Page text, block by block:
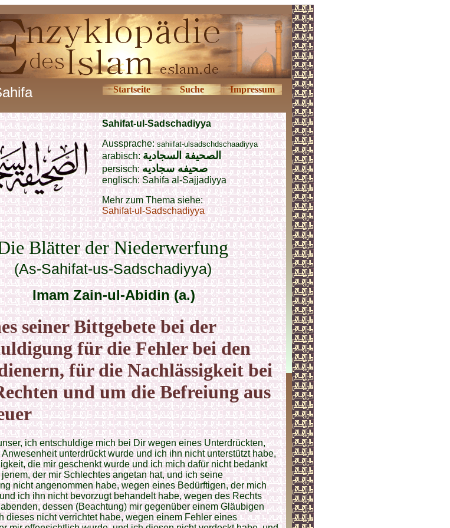
Startseite Suche Impressum
Sahifat-ul-Sadschadiyya
Aussprache:sahiifat-ulsadschdschaadiyya
arabisch:الصحيفة السجادية
persisch:صحیفه سجادیه
englisch:Sahifa al-Sajjadiyya
Mehr zum Thema siehe:
Sahifat-ul-Sadschadiyya
Blätter der Niederwerfung
(As-Sahifat-us-Sadschadiyya)
Imam Zain-ul-Abidin (a.)
seiner Bittgebete bei der
für die Fehler bei den
für die Nachlässigkeit bei
und um die Befreiung aus
ich entschuldige mich bei Dir wegen eines Unterdrückten,
unterdrückt wurde und ich ihn nicht unterstützt habe,
die mir geschenkt wurde und ich mich dafür nicht bedankt
der mir Schlechtes angetan hat, und ich seine
nicht angenommen habe, wegen eines Bedürftigen, der mich
ich ihn nicht bevorzugt behandelt habe, wegen des Rechts
dessen (Beachtung) mir gegenüber einem Gläubigen
dieses nicht verrichtet habe, wegen einem Fehler eines